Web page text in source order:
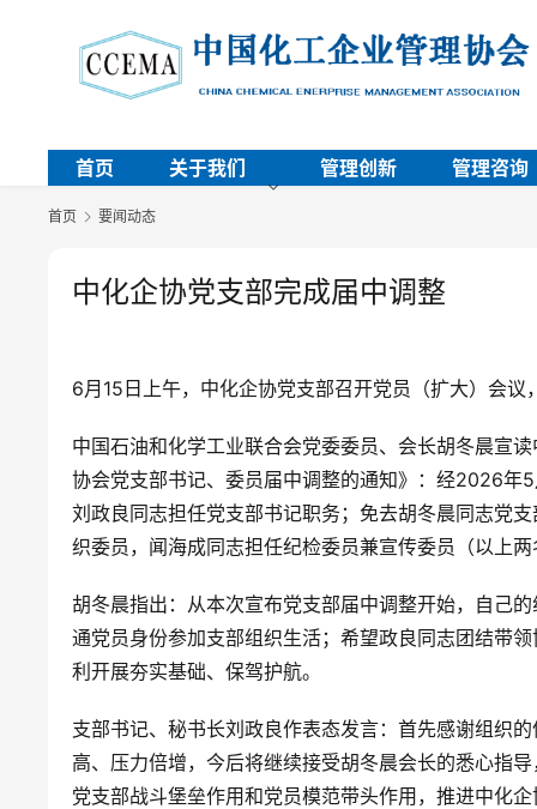
首页 关于我们 管理创新 管理咨询
首页 要闻动态
中化企协党支部完成届中调整
6月15日上午，中化企协党支部召开党员（扩大）会
中国石油和化学工业联合会党委委员、会长胡冬晨宣
协会党支部书记、委员届中调整的通知》：经2026年
刘政良同志担任党支部书记职务；免去胡冬晨同志党
织委员，闻海成同志担任纪检委员兼宣传委员（以上
胡冬晨指出：从本次宣布党支部届中调整开始，自己
通党员身份参加支部组织生活；希望政良同志团结带
利开展夯实基础、保驾护航。
支部书记、秘书长刘政良作表态发言：首先感谢组织
高、压力倍增，今后将继续接受胡冬晨会长的悉心指
党支部战斗堡垒作用和党员模范带头作用，推进中化